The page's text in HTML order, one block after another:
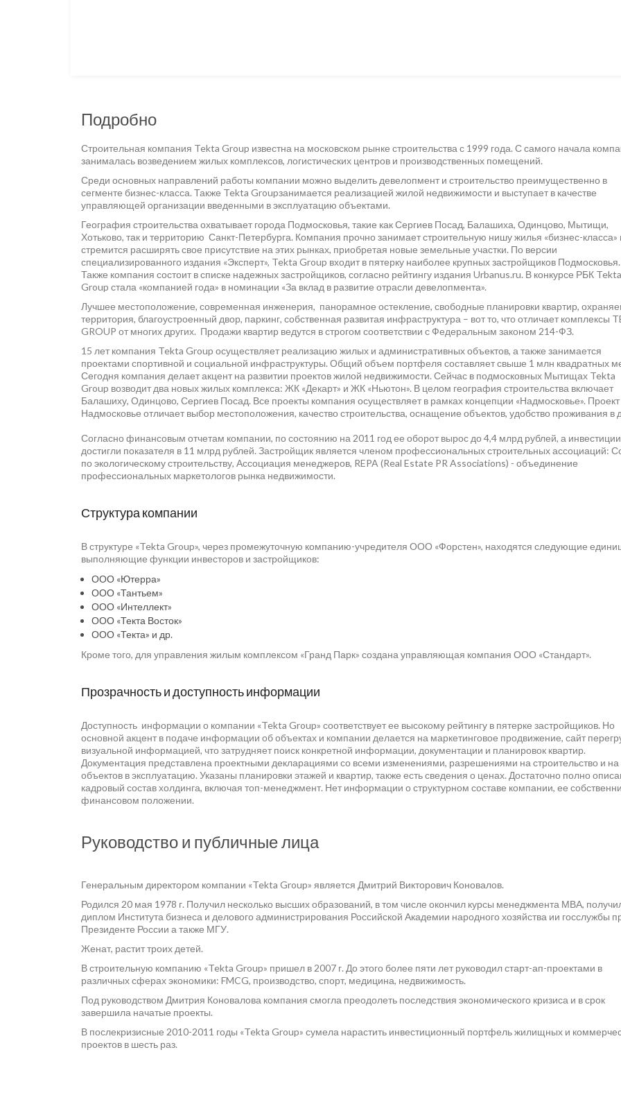
Подробно
Строительная компания Tekta Group известна на московском рынке строительства с 1999 года. С самого начала
занималась возведением жилых комплексов, логистических центров и производственных помещений.
Среди основных направлений работы компании можно выделить девелопмент и строительство преимущественно в
сегменте бизнес-класса. Также Tekta Groupзанимается реализацией жилой недвижимости и выступает в качестве
управляющей организации введенными в эксплуатацию объектами.
География строительства охватывает города Подмосковья, такие как Сергиев Посад, Балашиха, Одинцово, Мытищи,
Хотьково, так и территорию Санкт-Петербурга. Компания прочно занимает строительную нишу жилья «бизнес-класса»
стремится расширять свое присутствие на этих рынках, приобретая новые земельные участки. По версии
специализированного издания «Эксперт», Tekta Group входит в пятерку наиболее крупных застройщиков Подмосковья.
Также компания состоит в списке надежных застройщиков, согласно рейтингу издания Urbanus.ru. В конкурсе РБК Tekta
Group стала «компанией года» в номинации «За вклад в развитие отрасли девелопмента».
Лучшее местоположение, современная инженерия, панорамное остекление, свободные планировки квартир,
территория, благоустроенный двор, паркинг, собственная развитая инфраструктура – вот то, что отличает комплексы
GROUP от многих других. Продажи квартир ведутся в строгом соответствии с Федеральным законом 214-ФЗ.
15 лет компания Tekta Group осуществляет реализацию жилых и административных объектов, а также занимается
проектами спортивной и социальной инфраструктуры. Общий объем портфеля составляет свыше 1 млн квадратных
Сегодня компания делает акцент на развитии проектов жилой недвижимости. Сейчас в подмосковных Мытищах Tekta
Group возводит два новых жилых комплекса: ЖК «Декарт» и ЖК «Ньютон». В целом география строительства включает
Балашиху, Одинцово, Сергиев Посад. Все проекты компания осуществляет в рамках концепции «Надмосковье». Проект
Надмосковье отличает выбор местоположения, качество строительства, оснащение объектов, удобство проживания в
Согласно финансовым отчетам компании, по состоянию на 2011 год ее оборот вырос до 4,4 млрд рублей, а инвестиции
достигли показателя в 11 млрд рублей. Застройщик является членом профессиональных строительных ассоциаций:
по экологическому строительству, Ассоциация менеджеров, REPA (Real Estate PR Assoсiations) - объединение
профессиональных маркетологов рынка недвижимости.
Структура компании
В структуре «Tekta Group», через промежуточную компанию-учредителя ООО «Форстен», находятся следующие
выполняющие функции инвесторов и застройщиков:
ООО «Ютерра»
ООО «Тантьем»
ООО «Интеллект»
ООО «Текта Восток»
ООО «Текта» и др.
Кроме того, для управления жилым комплексом «Гранд Парк» создана управляющая компания ООО «Стандарт».
Прозрачность и доступность информации
Доступность информации о компании «Tekta Group» соответствует ее высокому рейтингу в пятерке застройщиков. Но
основной акцент в подаче информации об объектах и компании делается на маркетинговое продвижение, сайт
визуальной информацией, что затрудняет поиск конкретной информации, документации и планировок квартир.
Документация представлена проектными декларациями со всеми изменениями, разрешениями на строительство и на
объектов в эксплуатацию. Указаны планировки этажей и квартир, также есть сведения о ценах. Достаточно полно
кадровый состав холдинга, включая топ-менеджмент. Нет информации о структурном составе компании, ее
финансовом положении.
Руководство и публичные лица
Генеральным директором компании «Tekta Group» является Дмитрий Викторович Коновалов.
Родился 20 мая 1978 г. Получил несколько высших образований, в том числе окончил курсы менеджмента МВА,
диплом Института бизнеса и делового администрирования Российской Академии народного хозяйства ии госслужбы
Президенте России а также МГУ.
Женат, растит троих детей.
В строительную компанию «Tekta Group» пришел в 2007 г. До этого более пяти лет руководил старт-ап-проектами в
различных сферах экономики: FMCG, производство, спорт, медицина, недвижимость.
Под руководством Дмитрия Коновалова компания смогла преодолеть последствия экономического кризиса и в срок
завершила начатые проекты.
В послекризисные 2010-2011 годы «Tekta Group» сумела нарастить инвестиционный портфель жилищных и
проектов в шесть раз.